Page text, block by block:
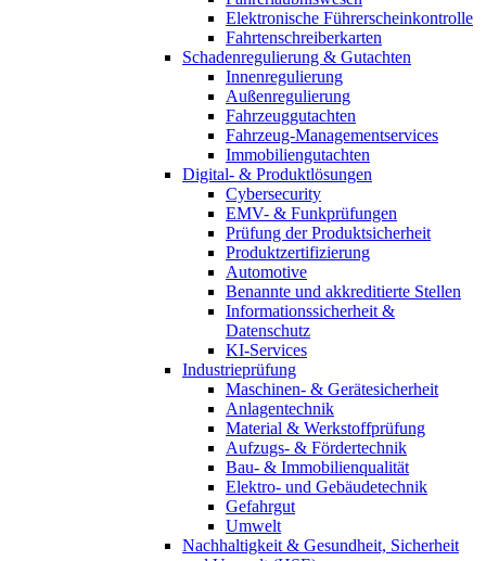
Elektronische Führerscheinkontrolle
Fahrtenschreiberkarten
Schadenregulierung & Gutachten
Innenregulierung
Außenregulierung
Fahrzeuggutachten
Fahrzeug-Managementservices
Immobiliengutachten
Digital- & Produktlösungen
Cybersecurity
EMV- & Funkprüfungen
Prüfung der Produktsicherheit
Produktzertifizierung
Automotive
Benannte und akkreditierte Stellen
Informationssicherheit &
Datenschutz
KI-Services
Industrieprüfung
Maschinen- & Gerätesicherheit
Anlagentechnik
Material & Werkstoffprüfung
Aufzugs- & Fördertechnik
Bau- & Immobilienqualität
Elektro- und Gebäudetechnik
Gefahrgut
Umwelt
Nachhaltigkeit & Gesundheit, Sicherheit